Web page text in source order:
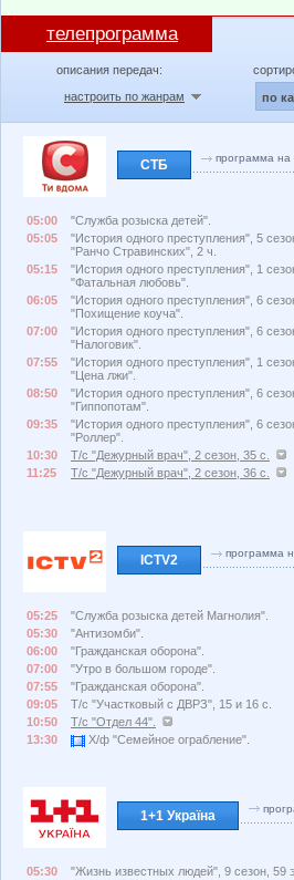
телепрограмма
описания передач:
настроить по жанрам
по
СТБ программа
05:00
"Служба розыска детей".
05:05
"История одного преступления", 5
"Ранчо Стравинских", 2 ч.
05:15
"История одного преступления", 1
"Фатальная любовь".
06:05
"История одного преступления", 6
"Похищение коуча".
07:00
"История одного преступления", 6
"Налоговик".
07:55
"История одного преступления", 1
"Цена лжи".
08:50
"История одного преступления", 6
"Гиппопотам".
09:35
"История одного преступления", 6
"Роллер".
10:30
Т/с "Дежурный врач", 2 сезон, 35 с.
11:25
Т/с "Дежурный врач", 2 сезон, 36 с.
ICTV2 программа
05:25
"Служба розыска детей Магнолия".
05:30
"Антизомби".
06:00
"Гражданская оборона".
07:00
"Утро в большом городе".
07:55
"Гражданская оборона".
09:05
Т/с "Участковый с ДВРЗ", 15 и 16 с.
10:50
Т/с "Отдел 44".
13:30
Х/ф "Семейное ограбление".
1+1 Україна
05:30
"Жизнь известных людей", 9 сезон, 59